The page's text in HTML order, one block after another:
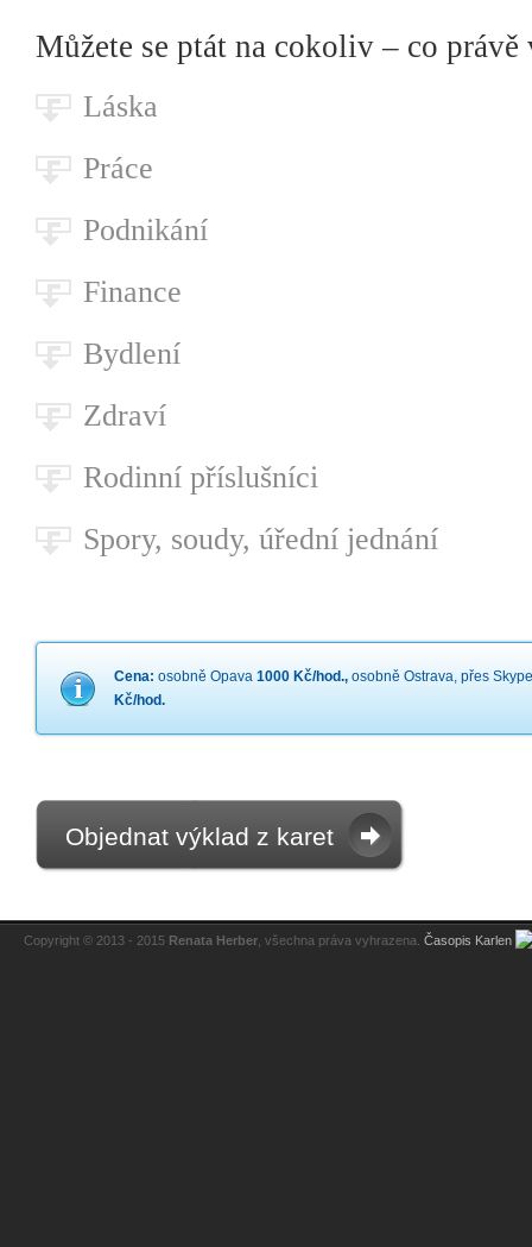
Můžete se ptát na cokoliv – co právě
Láska
Práce
Podnikání
Finance
Bydlení
Zdraví
Rodinní příslušníci
Spory, soudy, úřední jednání
Cena: osobně Opava 1000 Kč/hod., osobně Ostrava, přes
Kč/hod.
Objednat výklad z karet
Copyright © 2013 - 2015 Renata Herber , všechna práva vyhrazena. Časopis Karlen